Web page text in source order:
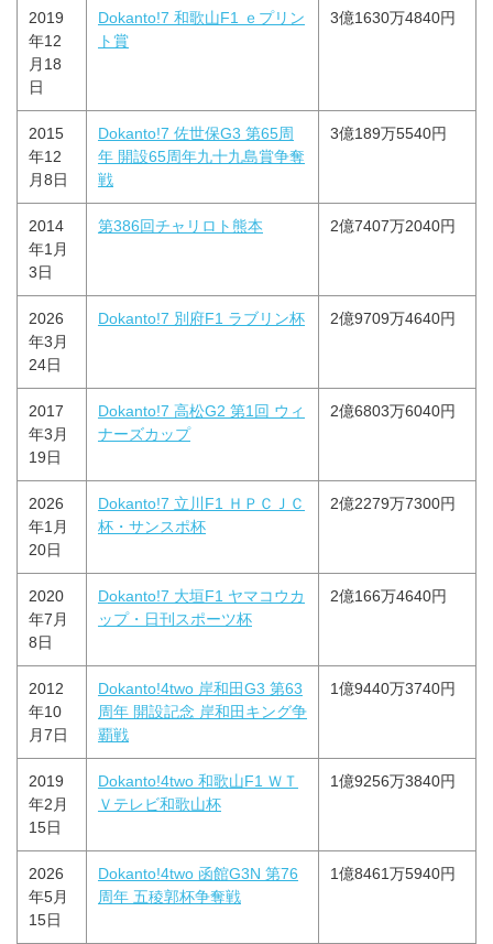
2019
年12
月18
日
Dokanto!7 和歌山F1 ｅプリン
ト賞
3億1630万4840円
2015
年12
月8日
Dokanto!7 佐世保G3 第65周
年 開設65周年九十九島賞争奪
戦
3億189万5540円
2014
年1月
3日
第386回チャリロト熊本 2億7407万2040円
2026
年3月
24日
Dokanto!7 別府F1 ラブリン杯 2億9709万4640円
2017
年3月
19日
Dokanto!7 高松G2 第1回 ウィ
ナーズカップ
2億6803万6040円
2026
年1月
20日
Dokanto!7 立川F1 ＨＰＣＪＣ
杯・サンスポ杯
2億2279万7300円
2020
年7月
8日
Dokanto!7 大垣F1 ヤマコウカ
ップ・日刊スポーツ杯
2億166万4640円
2012
年10
月7日
Dokanto!4two 岸和田G3 第63
周年 開設記念 岸和田キング争
覇戦
1億9440万3740円
2019
年2月
15日
Dokanto!4two 和歌山F1 ＷＴ
Ｖテレビ和歌山杯
1億9256万3840円
2026
年5月
15日
Dokanto!4two 函館G3N 第76
周年 五稜郭杯争奪戦
1億8461万5940円